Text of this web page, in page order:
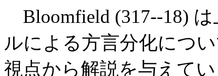
Bloomfield (317--18)
ルによる方言分化につ
視点から解説を与えて